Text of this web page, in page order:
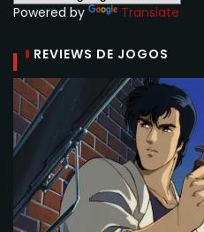
Powered by Translate
REVIEWS DE JOGOS